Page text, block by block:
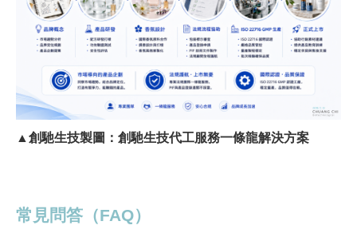
▲創馳生技製圖：創馳生技代工服務一條龍解決方案
常見問答（FAQ）